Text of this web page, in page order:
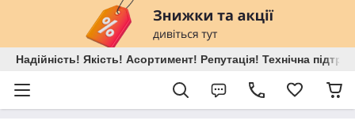
Надійність! Якість! Асортимент! Репутація! Технічна